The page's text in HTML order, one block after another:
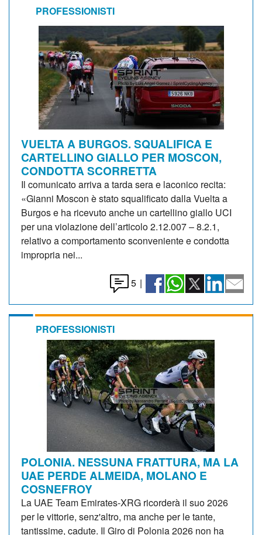
PROFESSIONISTI
VUELTA A BURGOS. SQUALIFICA E
CARTELLINO GIALLO PER MOSCON,
CONDOTTA SCORRETTA
Il comunicato arriva a tarda sera e laconico recita:
«Gianni Moscon è stato squalificato dalla Vuelta a
Burgos e ha ricevuto anche un cartellino giallo UCI
per una violazione dell’articolo 2.12.007 – 8.2.1,
relativo a comportamento sconveniente e condotta
impropria nei...
5 |
PROFESSIONISTI
POLONIA. NESSUNA FRATTURA, MA LA
UAE PERDE ALMEIDA, MOLANO E
COSNEFROY
La UAE Team Emirates-XRG ricorderà il suo 2026
per le vittorie, senz'altro, ma anche per le tante,
tantissime, cadute. Il Giro di Polonia 2026 non ha